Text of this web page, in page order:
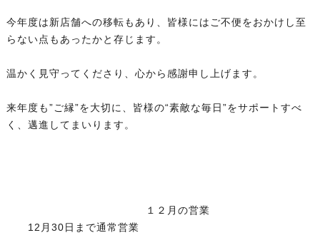
今年度は新店舗への移転もあり、皆様にはご不便をおかけし至
らない点もあったかと存じます。
温かく見守ってくださり、心から感謝申し上げます。
来年度も”ご縁”を大切に、皆様の“素敵な毎日”をサポートすべ
く、邁進してまいります。
１２月の営業
12月30日まで通常営業